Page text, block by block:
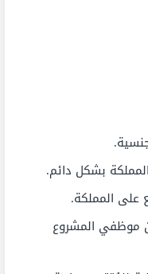
بشكل دائم.
على المملكة.
موظفي المشروع